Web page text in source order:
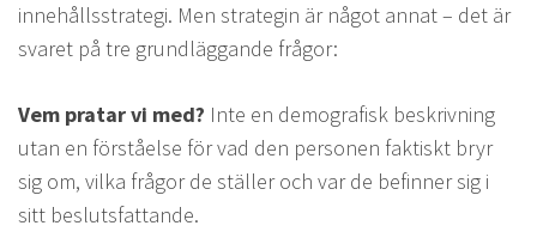
innehållsstrategi. Men strategin är något annat – det är
svaret på tre grundläggande frågor:
Vem pratar vi med? Inte en demografisk beskrivning
utan en förståelse för vad den personen faktiskt bryr
sig om, vilka frågor de ställer och var de befinner sig i
sitt beslutsfattande.